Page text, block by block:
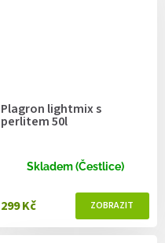
Plagron lightmix s
perlitem 50l
Skladem (Čestlice)
299 Kč